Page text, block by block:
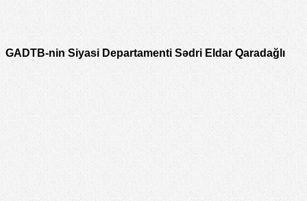
GADTB-nin Siyasi Departamenti Sədri Eldar Qaradağlı